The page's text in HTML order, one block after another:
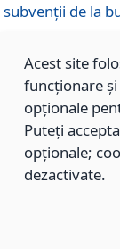
subvenţii de la
899/
sociale
Brașov, pentru
Acest site
funcționare
opționale
Puteți
opționale;
dezactivate.